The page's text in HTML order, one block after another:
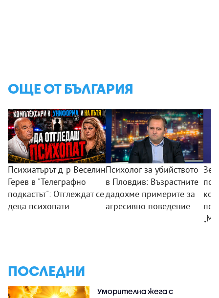
ОЩЕ ОТ БЪЛГАРИЯ
Психиатърът д-р Веселин
Герев в "Телеграфно
подкастът": Отглеждат се
деца психопати
Психолог за убийството
в Пловдив: Възрастните
дадохме примерите за
агресивно поведение
ПОСЛЕДНИ
Уморителна жега с